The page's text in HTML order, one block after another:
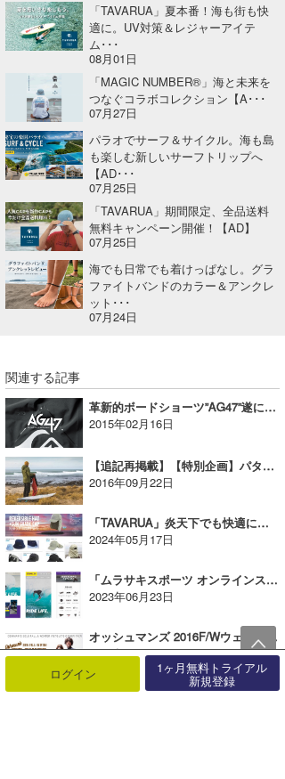
「TAVARUA」夏本番！海も街も快
適に。UV対策＆レジャーアイテ
ム･･･
08月01日
「MAGIC NUMBER®」海と未来を
つなぐコラボコレクション【A･･･
07月27日
パラオでサーフ＆サイクル。海も島
も楽しむ新しいサーフトリップへ
【AD･･･
07月25日
「TAVARUA」期間限定、全品送料
無料キャンペーン開催！【AD】
07月25日
海でも日常でも着けっぱなし。グラ
ファイトバンドのカラー＆アンクレ
ット･･･
07月24日
関連する記事
革新的ボードショーツ”AG47”遂に日本上陸！
2015年02月16日
【追記再掲載】【特別企画】パタゴニア天然ラバー製ウェットスーツを3名の方にプレゼント！
2016年09月22日
「TAVARUA」炎天下でも快適に！サンシェード＆ストレッチUVマリンキャップ【AD】
2024年05月17日
「ムラサキスポーツ オンラインストア」グランドオープン！【AD】
2023年06月23日
オッシュマンズ 2016F/Wウェットスーツ オーダーフェアがスタート！【広告】
2016年09月09日
ケリー・スレーターを初めとするWCT選手 御用達の高性能WAX！
ログイン 1ヶ月無料トライアル
新規登録